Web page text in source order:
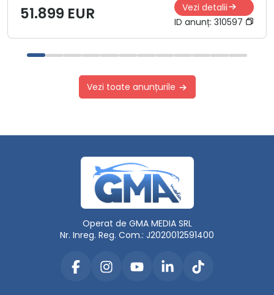
51.899 EUR
Vezi detalii
ID anunț: 310597
Vezi toate anunțurile
Operat de GMA MEDIA SRL
Nr. Inreg. Reg. Com.: J2020012591400